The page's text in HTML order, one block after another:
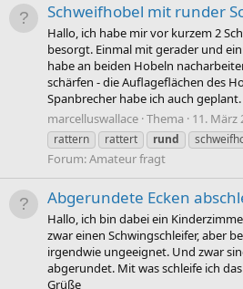
Schweifhobel mit runder
Hallo, ich habe mir vor kurzem 2
besorgt. Einmal mit gerader und
habe an beiden Hobeln
schärfen - die Auflageflächen des
Spanbrecher habe ich auch
marcelluswallace Thema 11. März
rattern
rattert rund
Forum:Amateur fragt
Abgerundete Ecken
Hallo, ich bin dabei ein
zwar einen Schwingschleifer, aber
irgendwie ungeeignet. Und zwar
abgerundet. Mit was schleife ich
Grüße